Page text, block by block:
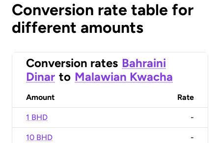
Conversion rate table for
different amounts
Conversion rates Bahraini
Dinar to Malawian Kwacha
Amount Rate
1 BHD -
10 BHD -